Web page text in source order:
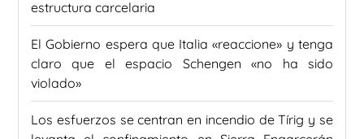
estructura carcelaria
El Gobierno espera que Italia «reaccione» y tenga
claro que el espacio Schengen «no ha sido
violado»
Los esfuerzos se centran en incendio de Tírig y se